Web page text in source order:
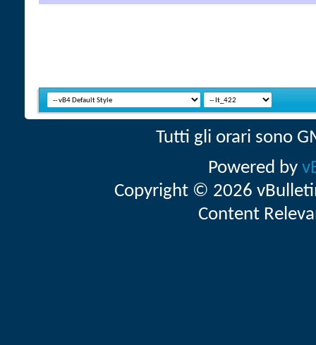
Tutti gli orari sono
Powered by
Copyright © 2026
Content